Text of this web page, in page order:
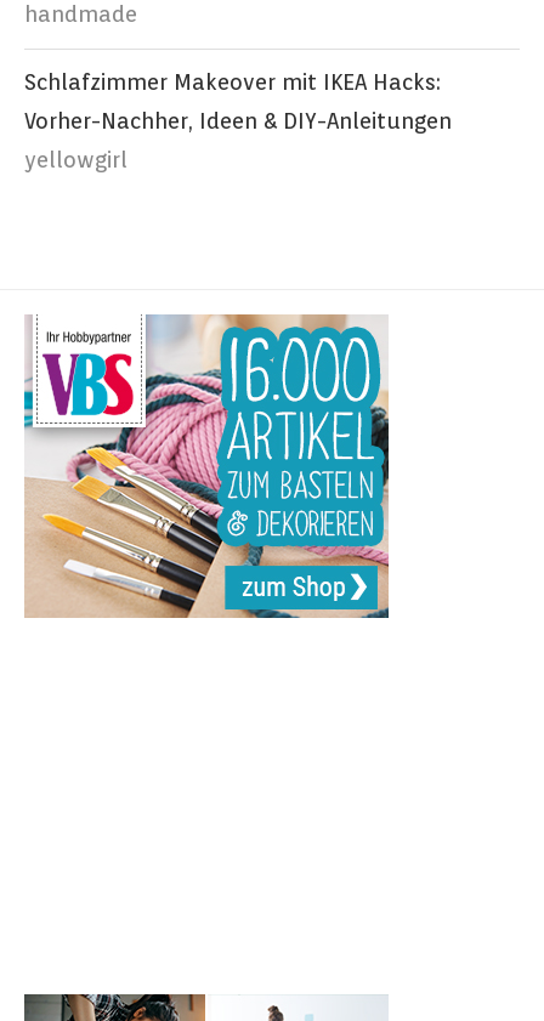
handmade
Schlafzimmer Makeover mit IKEA Hacks:
Vorher-Nachher, Ideen & DIY-Anleitungen
yellowgirl